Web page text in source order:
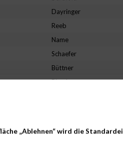
Dayringer
Reeb
Name
Schaefer
Büttner
Riordan
„Ablehnen“ wird die